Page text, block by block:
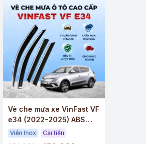
Vè che mưa xe VinFast VF
e34 (2022-2025) ABS
cao cấp viền Inox
Viền Inox Cải tiến